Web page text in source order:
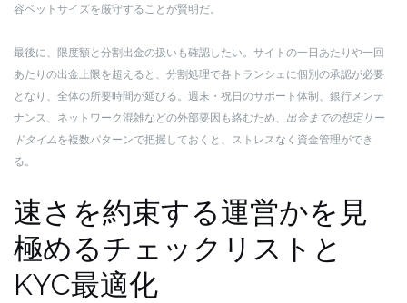
容ベットサイズを厳守することが賢明だ。
最後に、限度額と分割出金の扱いも確認したい。サイトの一日あたりや一回
あたりの出金上限を超えると、分割処理で各トランシェに個別の承認が必要
となり、全体の所要時間が延びる。週末・祝日のサポート体制、銀行メンテ
ナンス、ネットワーク混雑などの外部要因も絡むため、 出金までの想定リー
ドタイムを複数パターンで把握しておくと、ストレスなく資金管理ができ
る。
速さを約束する運営かを見
極めるチェックリストと
KYC最適化